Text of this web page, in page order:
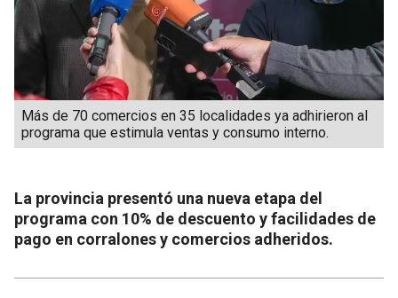
Más de 70 comercios en 35 localidades ya adhirieron al
programa que estimula ventas y consumo interno.
La provincia presentó una nueva etapa del
programa con 10% de descuento y facilidades de
pago en corralones y comercios adheridos.